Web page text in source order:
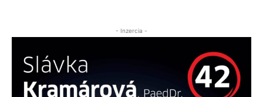
- Inzercia -